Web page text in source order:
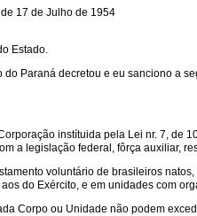
17 de Julho de 1954
Estado.
do Paraná decretou e eu sanciono a
instítuida pela Lei nr. 7, de
a legislação federal, fôrça auxiliar,
voluntário de brasileiros
do Exército, e em unidades com
Corpo ou Unidade não podem